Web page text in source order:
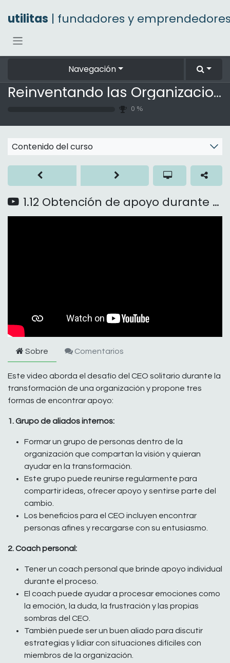
utilitas | fundadores y
Navegación
Reinventando las Organizaciones
0 %
Contenido del curso
1.12 Obtención de apoyo durante el viaje
Sobre Comentarios
Este video aborda el desafío del CEO solitario durante la
transformación de una organización y propone tres
formas de encontrar apoyo:
1. Grupo de aliados internos:
Formar un grupo de personas dentro de la
organización que compartan la visión y quieran
ayudar en la transformación.
Este grupo puede reunirse regularmente para
compartir ideas, ofrecer apoyo y sentirse parte del
cambio.
Los beneficios para el CEO incluyen encontrar
personas afines y recargarse con su entusiasmo.
2. Coach personal:
Tener un coach personal que brinde apoyo individual
durante el proceso.
El coach puede ayudar a procesar emociones como
la emoción, la duda, la frustración y las propias
sombras del CEO.
También puede ser un buen aliado para discutir
estrategias y lidiar con situaciones difíciles con
miembros de la organización.